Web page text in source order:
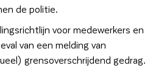
de politie.
voor medewerkers en
van een melding van
grensoverschrijdend gedrag.